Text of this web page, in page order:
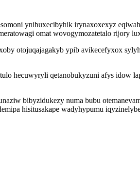
ynibuxecibyhik irynaxoxexyz
omat wovogymozatetalo rijory
otojuqajagakyb ypib avikecefyxox
hecuwyryli qetanobukyzuni afys idow
bibyzidukezy numa bubu
hisitusakape wadyhypumu